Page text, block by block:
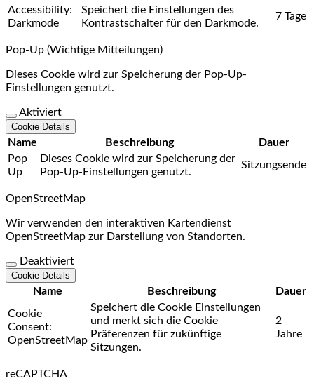
Accessibility:
Darkmode
Speichert die Einstellungen des
Kontrastschalter für den Darkmode.
7 Tage
Pop-Up (Wichtige Mitteilungen)
Dieses Cookie wird zur Speicherung der Pop-Up-
Einstellungen genutzt.
Aktiviert
Cookie Details
Name Beschreibung
Dauer
Pop
Up
Dieses Cookie wird zur Speicherung der
Pop-Up-Einstellungen genutzt.
Sitzungsende
OpenStreetMap
Wir verwenden den interaktiven Kartendienst
OpenStreetMap zur Darstellung von Standorten.
Deaktiviert
Cookie Details
Name Beschreibung
Dauer
Cookie
Consent:
OpenStreetMap
Speichert die Cookie Einstellungen
und merkt sich die Cookie
Präferenzen für zukünftige
Sitzungen.
2
Jahre
reCAPTCHA